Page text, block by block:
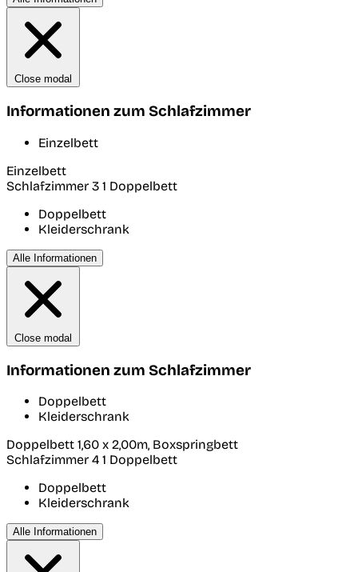
Close modal
Informationen zum Schlafzimmer
Einzelbett
Einzelbett
Schlafzimmer 3 1 Doppelbett
Doppelbett
Kleiderschrank
Alle Informationen
Close modal
Informationen zum Schlafzimmer
Doppelbett
Kleiderschrank
Doppelbett 1,60 x 2,00m, Boxspringbett
Schlafzimmer 4 1 Doppelbett
Doppelbett
Kleiderschrank
Alle Informationen